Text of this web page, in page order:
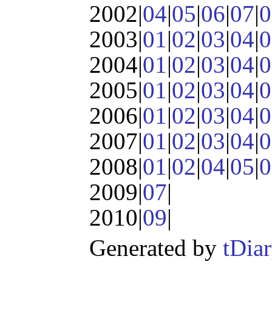
2002|04|05|06|07|
2003|01|02|03|04|
2004|01|02|03|04|
2005|01|02|03|04|
2006|01|02|03|04|
2007|01|02|03|04|
2008|01|02|04|05|
2009|07|
2010|09|
Generated by